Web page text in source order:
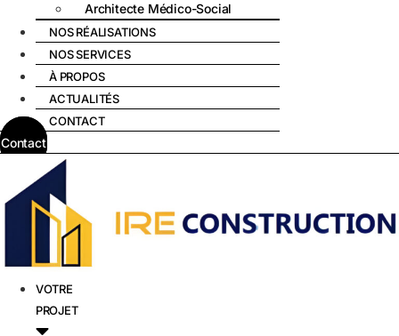
Architecte Médico-Social
NOS RÉALISATIONS
NOS SERVICES
À PROPOS
ACTUALITÉS
CONTACT
Contact
VOTRE
PROJET